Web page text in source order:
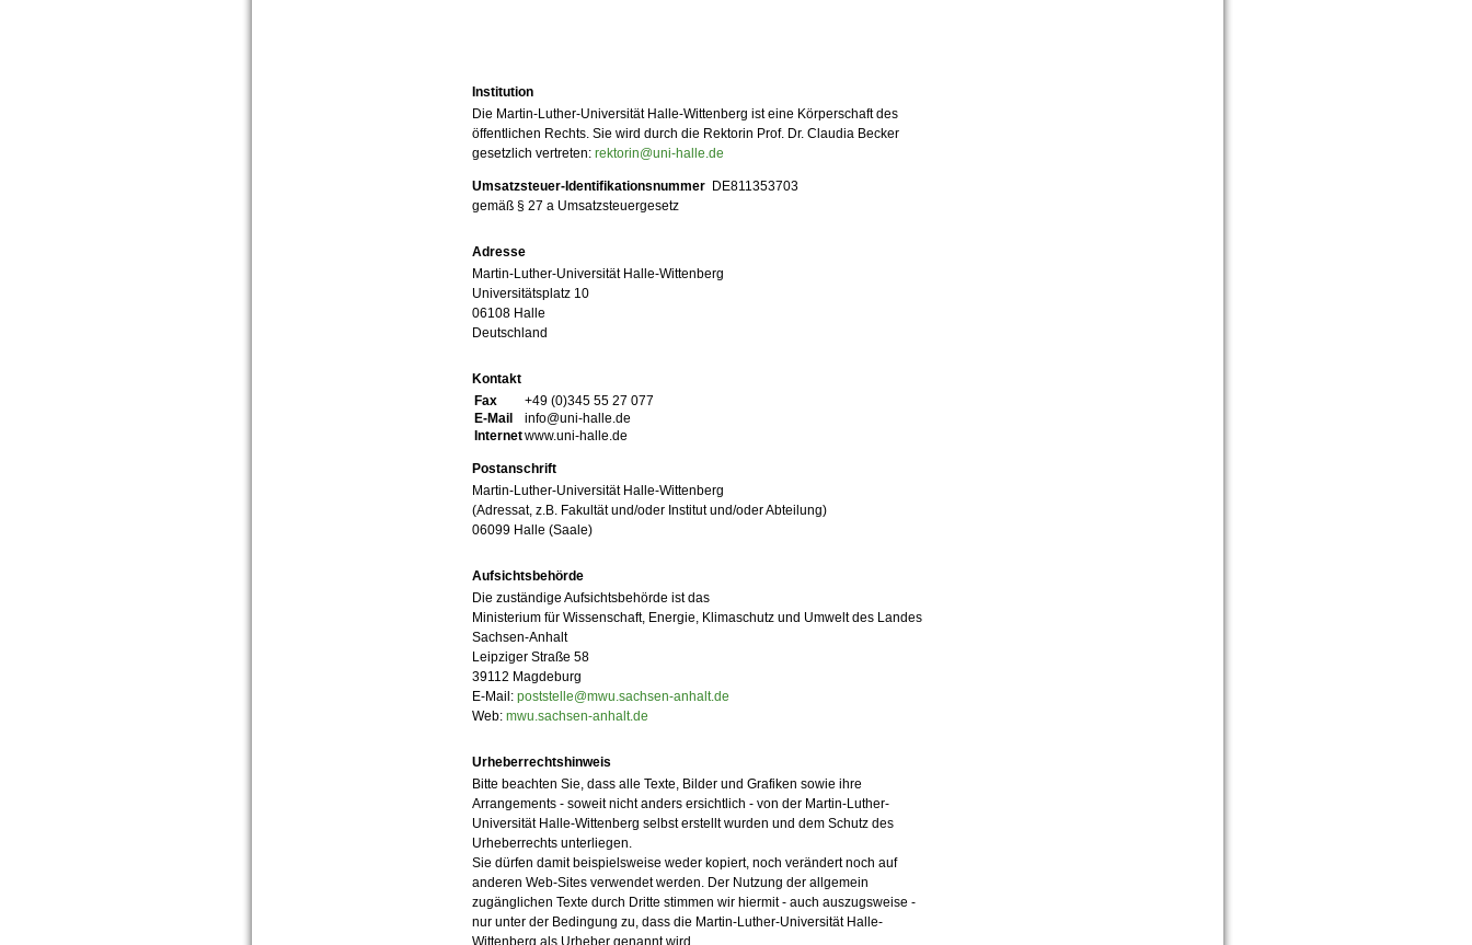
Institution
Die Martin-Luther-Universität Halle-Wittenberg ist eine Körperschaft des
öffentlichen Rechts. Sie wird durch die Rektorin Prof. Dr. Claudia Becker
gesetzlich vertreten: rektorin@uni-halle.de
Umsatzsteuer-Identifikationsnummer DE811353703
gemäß § 27 a Umsatzsteuergesetz
Adresse
Martin-Luther-Universität Halle-Wittenberg
Universitätsplatz 10
06108 Halle
Deutschland
Kontakt
Fax
+49 (0)345 55 27 077
E-Mail
info@uni-halle.de
Internetwww.uni-halle.de
Postanschrift
Martin-Luther-Universität Halle-Wittenberg
(Adressat, z.B. Fakultät und/oder Institut und/oder Abteilung)
06099 Halle (Saale)
Aufsichtsbehörde
Die zuständige Aufsichtsbehörde ist das
Ministerium für Wissenschaft, Energie, Klimaschutz und Umwelt des Landes
Sachsen-Anhalt
Leipziger Straße 58
39112 Magdeburg
E-Mail: poststelle@mwu.sachsen-anhalt.de
Web: mwu.sachsen-anhalt.de
Urheberrechtshinweis
Bitte beachten Sie, dass alle Texte, Bilder und Grafiken sowie ihre
Arrangements - soweit nicht anders ersichtlich - von der Martin-Luther-
Universität Halle-Wittenberg selbst erstellt wurden und dem Schutz des
Urheberrechts unterliegen.
Sie dürfen damit beispielsweise weder kopiert, noch verändert noch auf
anderen Web-Sites verwendet werden. Der Nutzung der allgemein
zugänglichen Texte durch Dritte stimmen wir hiermit - auch auszugsweise -
nur unter der Bedingung zu, dass die Martin-Luther-Universität Halle-